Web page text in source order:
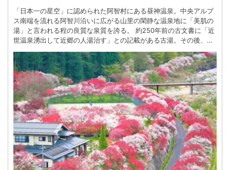
「日本一の星空」に認められた阿智村にある昼神温泉。中央アルプ
ス南端を流れる阿智川沿いに広がる山里の閑静な温泉地に「美肌の
湯」と言われる程の良質な泉質を誇る。 約250年前の古文書に「近
世温泉湧出して近郷の人湯治す」との記載がある古湯。その後、豊
富な湯量と効能で年間60万人が訪れる信州屈指の大温泉地に成長。
平成18年、環境省認定「星が輝いて見える場所」第1位になってお
り、村の至る所で満天の星を眺めることができるため、ゆっくり泊
まって星空も堪能したい。 季節には街道を彩る花桃が綺麗だ。自慢
の温泉でのんびり過ごした翌日は、早起きをして昼神名物の朝市に
出かけたい。毎朝6時から地元の人たちとの触れあいを楽しめる。